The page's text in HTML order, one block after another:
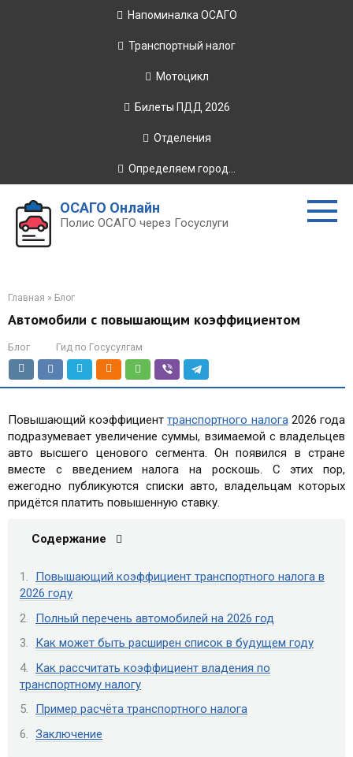
Напоминалка ОСАГО
Транспортный налог
Мотоцикл
Билеты ПДД 2026
Отделения
Определяем город...
ОСАГО Онлайн
Полис ОСАГО через Госуслуги
Главная » Блог
Автомобили с повышающим коэффициентом
Блог Гид по Госусулгам
Повышающий коэффициенттранспортного налога2026 года
подразумевает увеличение суммы, взимаемой с владельцев
авто высшего ценового сегмента. Он появился в стране
вместе с введением налога на роскошь. С этих пор,
ежегодно публикуются списки авто, владельцам которых
придётся платить повышенную ставку.
Содержание
Повышающий коэффициент транспортного налога в
2026 году
Полный перечень автомобилей на 2026 год
Как может быть расширен список в будущем году
Как рассчитать коэффициент владения по
транспортному налогу
Пример расчёта транспортного налога
Заключение